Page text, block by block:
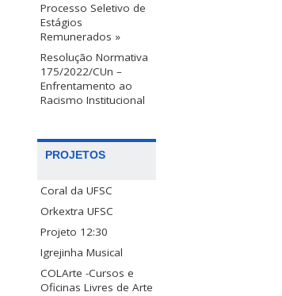
Processo Seletivo de
Estágios
Remunerados »
Resolução Normativa
175/2022/CUn –
Enfrentamento ao
Racismo Institucional
PROJETOS
Coral da UFSC
Orkextra UFSC
Projeto 12:30
Igrejinha Musical
COLArte -Cursos e
Oficinas Livres de Arte